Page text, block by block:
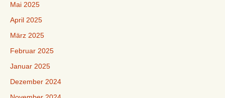
Mai 2025
April 2025
März 2025
Februar 2025
Januar 2025
Dezember 2024